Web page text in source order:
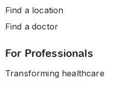
Find a location
Find a doctor
For Professionals
Transforming healthcare